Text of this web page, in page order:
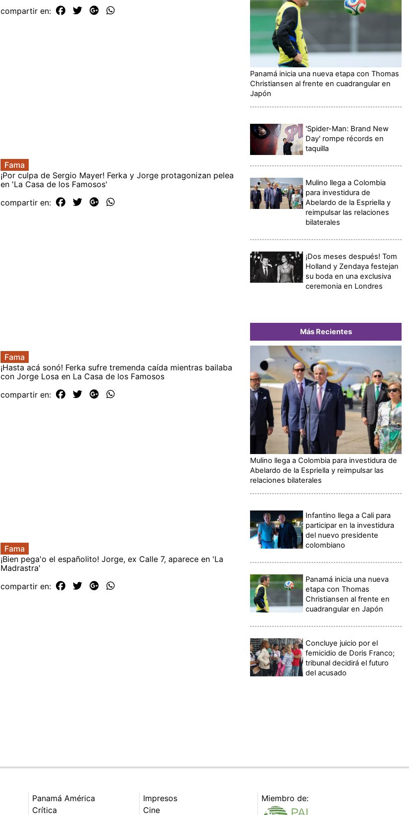
compartir en:
Fama
¡Por culpa de Sergio Mayer! Ferka y Jorge protagonizan pelea
en 'La Casa de los Famosos'
compartir en:
Fama
¡Hasta acá sonó! Ferka sufre tremenda caída mientras bailaba
con Jorge Losa en La Casa de los Famosos
compartir en:
Fama
¡Bien pega'o el españolito! Jorge, ex Calle 7, aparece en 'La
Madrastra'
compartir en:
Panamá inicia una nueva etapa con Thomas
Christiansen al frente en cuadrangular en
Japón
'Spider-Man: Brand New
Day' rompe récords en
taquilla
Mulino llega a Colombia
para investidura de
Abelardo de la Espriella y
reimpulsar las relaciones
bilaterales
¡Dos meses después! Tom
Holland y Zendaya festejan
su boda en una exclusiva
ceremonia en Londres
Más Recientes
Mulino llega a Colombia para investidura de
Abelardo de la Espriella y reimpulsar las
relaciones bilaterales
Infantino llega a Cali para
participar en la investidura
del nuevo presidente
colombiano
Panamá inicia una nueva
etapa con Thomas
Christiansen al frente en
cuadrangular en Japón
Concluye juicio por el
femicidio de Doris Franco;
tribunal decidirá el futuro
del acusado
Panamá América
Crítica
Impresos
Cine
Miembro de: